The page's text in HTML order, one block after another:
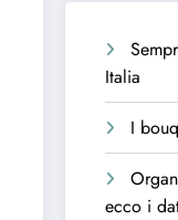
Italia
I
ecco i